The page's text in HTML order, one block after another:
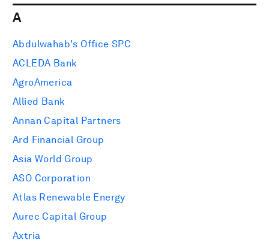
A
Abdulwahab's Office SPC
ACLEDA Bank
AgroAmerica
Allied Bank
Annan Capital Partners
Ard Financial Group
Asia World Group
ASO Corporation
Atlas Renewable Energy
Aurec Capital Group
Axtria